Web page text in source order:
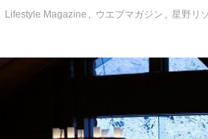
Lifestyle Magazine ウエブマガジン 星野リ